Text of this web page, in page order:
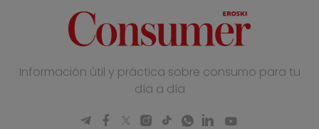
Información útil y práctica sobre consumo para tu
día a día